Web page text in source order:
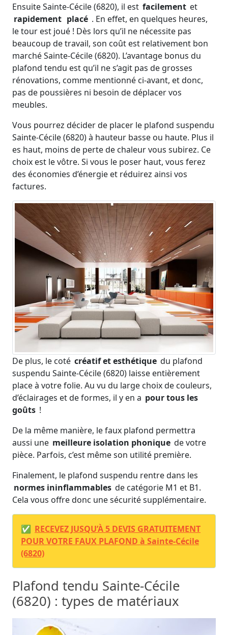
Ensuite Sainte-Cécile (6820), il est facilement et
rapidement placé . En effet, en quelques heures,
le tour est joué ! Dès lors qu’il ne nécessite pas
beaucoup de travail, son coût est relativement bon
marché Sainte-Cécile (6820). L’avantage bonus du
plafond tendu est qu’il ne s’agit pas de grosses
rénovations, comme mentionné ci-avant, et donc,
pas de poussières ni besoin de déplacer vos
meubles.
Vous pourrez décider de placer le plafond suspendu
Sainte-Cécile (6820) à hauteur basse ou haute. Plus il
es haut, moins de perte de chaleur vous subirez. Ce
choix est le vôtre. Si vous le poser haut, vous ferez
des économies d’énergie et réduirez ainsi vos
factures.
De plus, le coté créatif et esthétique du plafond
suspendu Sainte-Cécile (6820) laisse entièrement
place à votre folie. Au vu du large choix de couleurs,
d’éclairages et de formes, il y en a pour tous les
goûts !
De la même manière, le faux plafond permettra
aussi une meilleure isolation phonique de votre
pièce. Parfois, c’est même son utilité première.
Finalement, le plafond suspendu rentre dans les
normes ininflammables de catégorie M1 et B1.
Cela vous offre donc une sécurité supplémentaire.
✅ RECEVEZ JUSQU’À 5 DEVIS GRATUITEMENT
POUR VOTRE FAUX PLAFOND à Sainte-Cécile
(6820)
Plafond tendu Sainte-Cécile
(6820) : types de matériaux